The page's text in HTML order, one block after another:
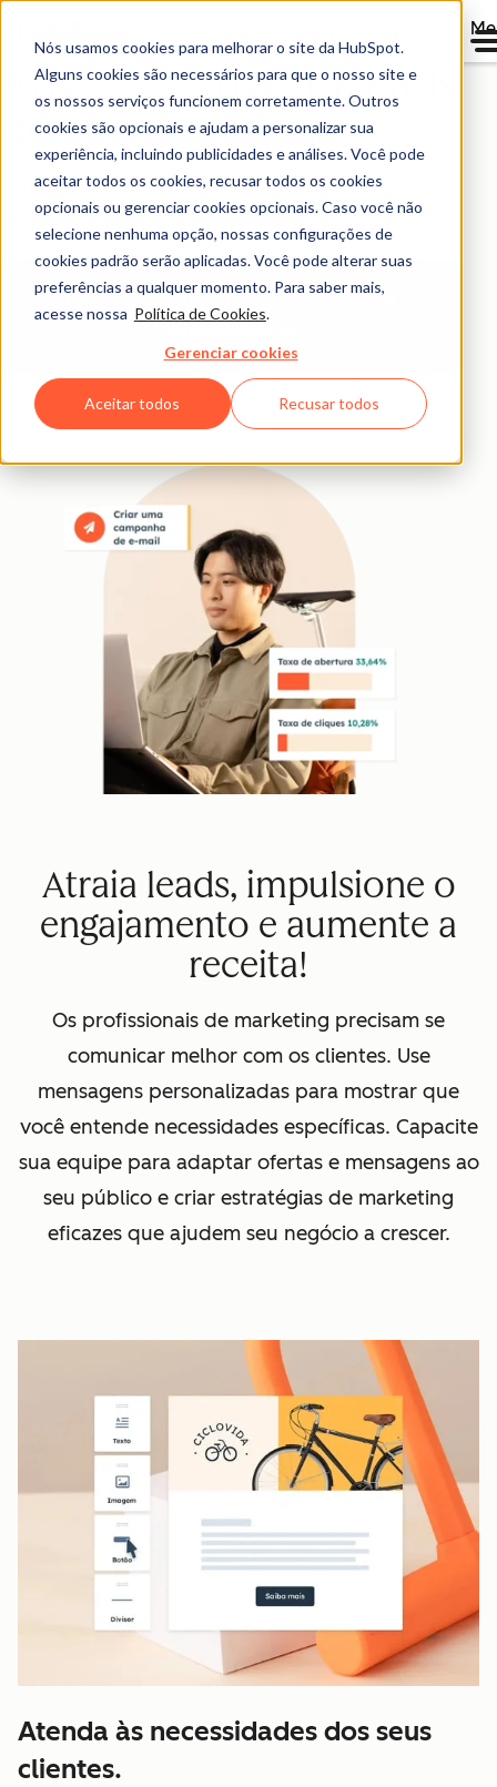
Nós usamos cookies para melhorar o site da HubSpot.
Alguns cookies são necessários para que o nosso site e
os nossos serviços funcionem corretamente. Outros
cookies são opcionais e ajudam a personalizar sua
experiência, incluindo publicidades e análises. Você pode
aceitar todos os cookies, recusar todos os cookies
opcionais ou gerenciar cookies opcionais. Caso você não
selecione nenhuma opção, nossas configurações de
cookies padrão serão aplicadas. Você pode alterar suas
preferências a qualquer momento. Para saber mais,
acesse nossa Política de Cookies.
Gerenciar cookies
Aceitar todos Recusar todos
Atraia e converta leads
de alta qualidade
Gere e converta novos leads direcionando seu público-
alvo no momento e no lugar certos.
Peça uma demonstração Peça uma
Comece grátisComece grátis
Atraia leads, impulsione o
engajamento e aumente a
receita!
Os profissionais de marketing precisam se
comunicar melhor com os clientes. Use
mensagens personalizadas para mostrar que
você entende necessidades específicas. Capacite
sua equipe para adaptar ofertas e mensagens ao
seu público e criar estratégias de marketing
eficazes que ajudem seu negócio a crescer.
Atenda às necessidades dos seus
clientes.